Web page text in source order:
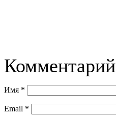
Комментарий
Имя *
Email *